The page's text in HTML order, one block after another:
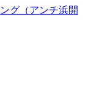
グ（アンチ浜開